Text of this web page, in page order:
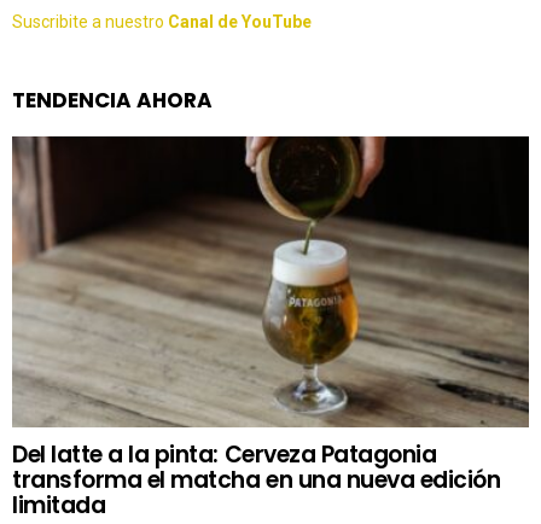
Suscribite a nuestro Canal de YouTube
TENDENCIA AHORA
Del latte a la pinta: Cerveza Patagonia
transforma el matcha en una nueva edición
limitada